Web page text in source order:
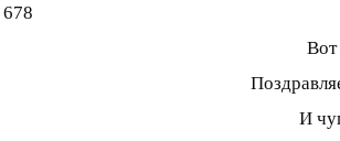
678
Вот
И